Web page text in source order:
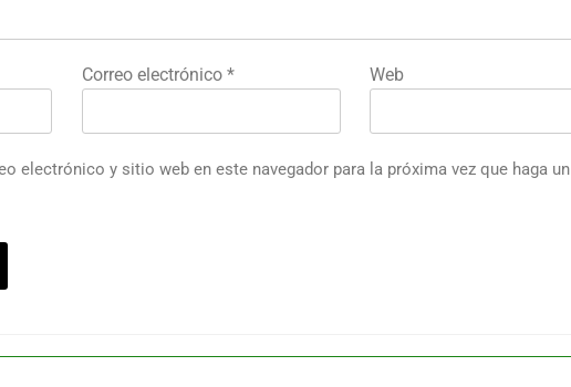
Correo electrónico * Web
electrónico y sitio web en este navegador para la próxima vez que haga un